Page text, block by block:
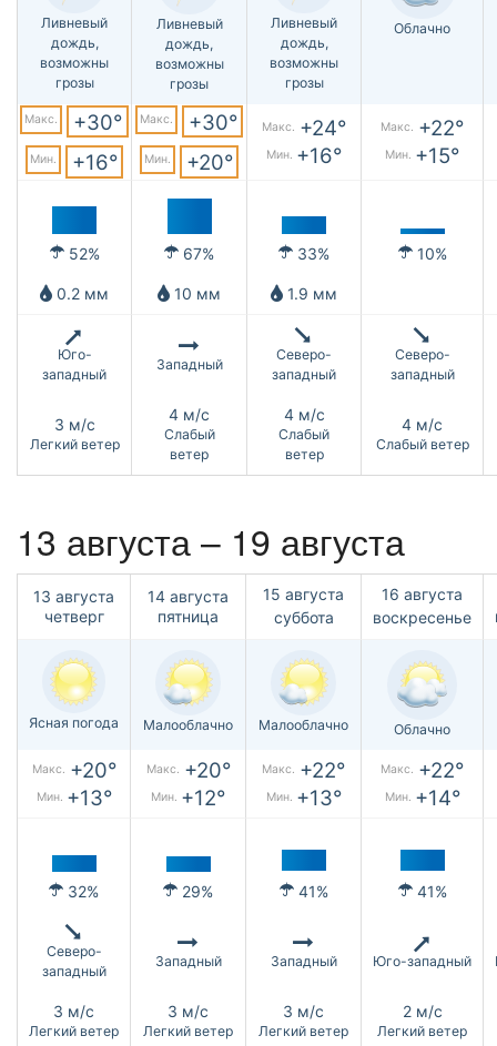
Ливневый
дождь,
возможны
грозы
Ливневый
дождь,
возможны
грозы
Ливневый
дождь,
возможны
грозы
Облачно
Макс. +30°
Мин. +16°
Макс. +30°
Мин. +20°
Макс. +24°
Мин. +16°
Макс. +22°
Мин. +15°
52% 67% 33% 10%
0.2 мм 10 мм 1.9 мм
Юго-
западный
Западный
Северо-
западный
Северо-
западный
3 м/с
Легкий ветер
4 м/с
Слабый
ветер
4 м/с
Слабый
ветер
4 м/с
Слабый ветер
13 августа – 19 августа
13 августа
четверг
14 августа
пятница
15 августа
суббота
16 августа
воскресенье
Ясная погода Малооблачно Малооблачно Облачно
Макс. +20°
Мин. +13°
Макс. +20°
Мин. +12°
Макс. +22°
Мин. +13°
Макс. +22°
Мин. +14°
32% 29% 41% 41%
Северо-
западный
Западный Западный Юго-западный
3 м/с
Легкий ветер
3 м/с
Легкий ветер
3 м/с
Легкий ветер
2 м/с
Легкий ветер